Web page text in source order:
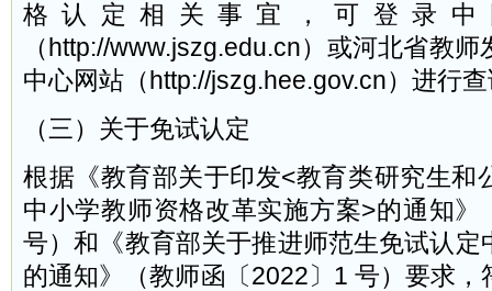
格认定相关事宜，可登录中
（http://www.jszg.edu.cn）或河北省教
中心网站（http://jszg.hee.gov.cn）进行
（三）关于免试认定
根据《教育部关于印发<教育类研究生和
中小学教师资格改革实施方案>的通知》
号）和《教育部关于推进师范生免试认定
的通知》（教师函〔2022〕1 号）要求，